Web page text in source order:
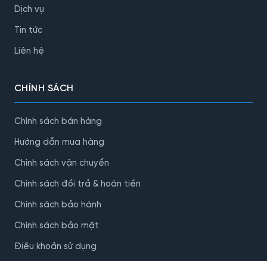
Dịch vụ
Tin tức
Liên hệ
CHÍNH SÁCH
Chính sách bán hàng
Hướng dẫn mua hàng
Chính sách vận chuyển
Chính sách đổi trả & hoàn tiền
Chính sách bảo hành
Chính sách bảo mật
Điều khoản sử dụng